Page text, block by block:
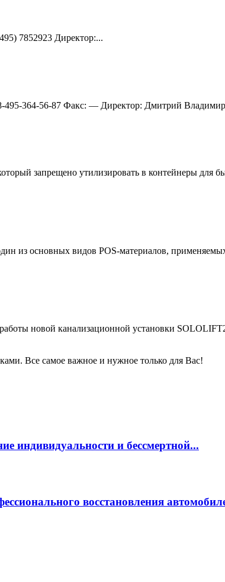
7852923 Директор:...
495-364-56-87 Факс: — Директор: Дмитрий
запрещено утилизировать в контейнеры для
из основных видов POS-материалов,
новой канализационной установки
Все самое важное и нужное только для Вас!
индивидуальности и бессмертной...
восстановления